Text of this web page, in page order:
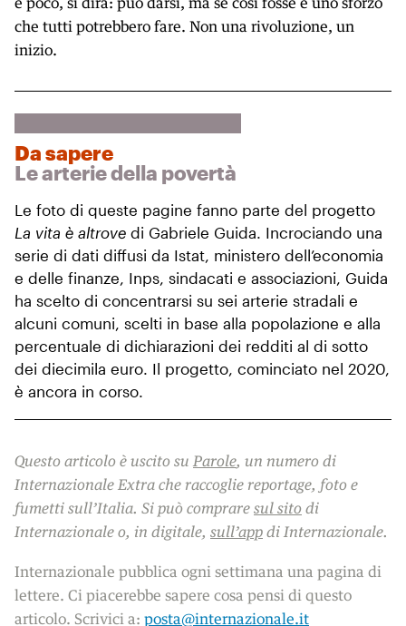
che tutti potrebbero fare. Non una rivoluzione, un
inizio.
Da sapere
Le arterie della povertà
Le foto di queste pagine fanno parte del progetto
La vita è altrove di Gabriele Guida. Incrociando una
serie di dati diffusi da Istat, ministero dell’economia
e delle finanze, Inps, sindacati e associazioni, Guida
ha scelto di concentrarsi su sei arterie stradali e
alcuni comuni, scelti in base alla popolazione e alla
percentuale di dichiarazioni dei redditi al di sotto
dei diecimila euro. Il progetto, cominciato nel 2020,
è ancora in corso.
Questo articolo è uscito su Parole, un numero di
Internazionale Extra che raccoglie reportage, foto e
fumetti sull’Italia. Si può comprare sul sito di
Internazionale o, in digitale, sull’app di Internazionale.
Internazionale pubblica ogni settimana una pagina di
lettere. Ci piacerebbe sapere cosa pensi di questo
articolo. Scrivici a: posta@internazionale.it